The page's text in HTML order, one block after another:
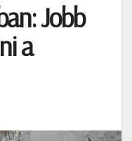
Jobb
a